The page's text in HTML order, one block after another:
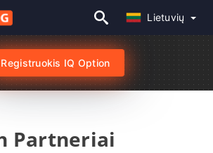
Lietuvių
Registruokis IQ Option
Partneriai